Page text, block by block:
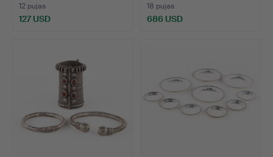
12 pujas
127 USD
18 pujas
686 USD